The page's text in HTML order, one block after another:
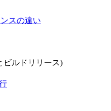
スの違い
ビルドリリース)